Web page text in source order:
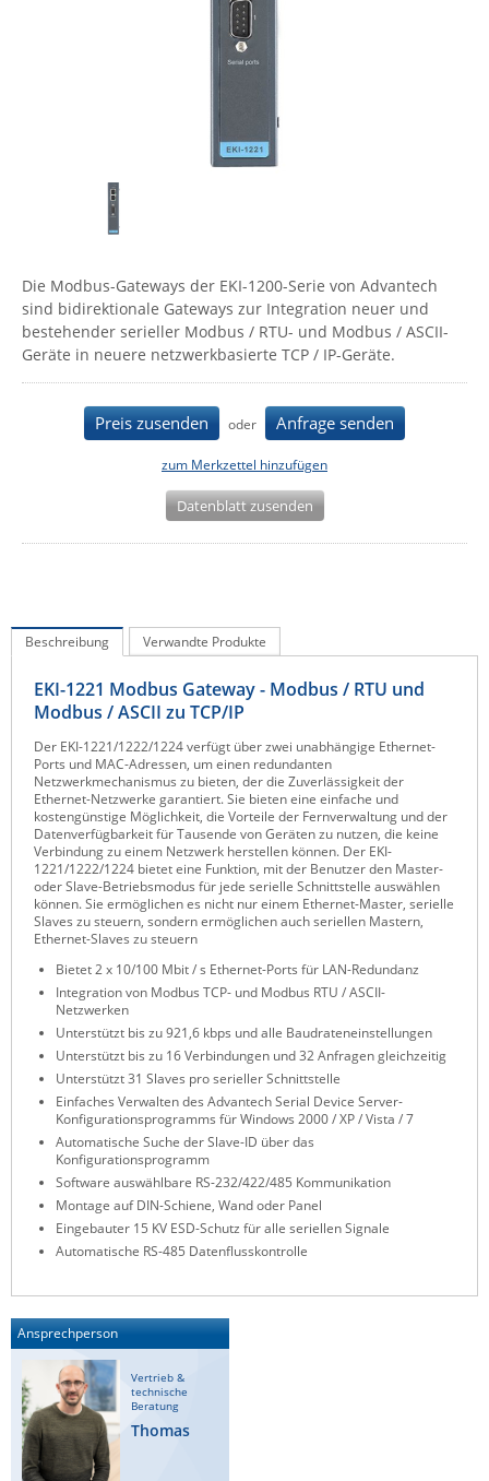
IPC, Industrielle Netzwerktechnik & WLAN
Industrielle Netzwerktechnik / Kommunikation
IT Netzwerktechnik / Kommunikation
Serverräume
RMA / Rücksendung / Support
Enginko - mcf88
Gefen
Gude
High Sec Labs
HW group
Ihse
Legrand
LigoWave
Milesight
Moxa
Netio
Panorama Antennas
PatchSee
Power Kingdom
Poynting
Raritan
Riello UPS
Server Technology
Siretta
SIRIO Antenne
Sunbird
Tactical Software
TEKTELIC
Unwired Networks
Vision
WATTECO
Westermo
Yuasa
Die Modbus-Gateways der EKI-1200-Serie von Advantech
sind bidirektionale Gateways zur Integration neuer und
bestehender serieller Modbus / RTU- und Modbus / ASCII-
Geräte in neuere netzwerkbasierte TCP / IP-Geräte.
Preis zusenden oder Anfrage senden
zum Merkzettel hinzufügen
Datenblatt zusenden
Beschreibung Verwandte Produkte
EKI-1221 Modbus Gateway - Modbus / RTU und
Modbus / ASCII zu TCP/IP
Der EKI-1221/1222/1224 verfügt über zwei unabhängige Ethernet-
Ports und MAC-Adressen, um einen redundanten
Netzwerkmechanismus zu bieten, der die Zuverlässigkeit der
Ethernet-Netzwerke garantiert. Sie bieten eine einfache und
kostengünstige Möglichkeit, die Vorteile der Fernverwaltung und der
Datenverfügbarkeit für Tausende von Geräten zu nutzen, die keine
Verbindung zu einem Netzwerk herstellen können. Der EKI-
1221/1222/1224 bietet eine Funktion, mit der Benutzer den Master-
oder Slave-Betriebsmodus für jede serielle Schnittstelle auswählen
können. Sie ermöglichen es nicht nur einem Ethernet-Master, serielle
Slaves zu steuern, sondern ermöglichen auch seriellen Mastern,
Ethernet-Slaves zu steuern
Bietet 2 x 10/100 Mbit / s Ethernet-Ports für LAN-Redundanz
Integration von Modbus TCP- und Modbus RTU / ASCII-
Netzwerken
Unterstützt bis zu 921,6 kbps und alle Baudrateneinstellungen
Unterstützt bis zu 16 Verbindungen und 32 Anfragen gleichzeitig
Unterstützt 31 Slaves pro serieller Schnittstelle
Einfaches Verwalten des Advantech Serial Device Server-
Konfigurationsprogramms für Windows 2000 / XP / Vista / 7
Automatische Suche der Slave-ID über das
Konfigurationsprogramm
Software auswählbare RS-232/422/485 Kommunikation
Montage auf DIN-Schiene, Wand oder Panel
Eingebauter 15 KV ESD-Schutz für alle seriellen Signale
Automatische RS-485 Datenflusskontrolle
Ansprechperson
Vertrieb &
technische
Beratung
Thomas